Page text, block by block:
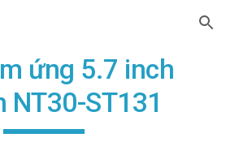
Skip to navigation
ứng 5.7 inch
NT30-ST131